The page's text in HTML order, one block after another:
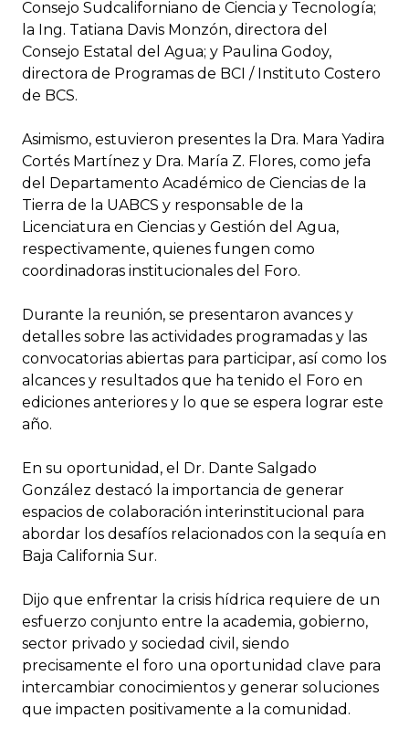
Consejo Sudcaliforniano de Ciencia y Tecnología;
la Ing. Tatiana Davis Monzón, directora del
Consejo Estatal del Agua; y Paulina Godoy,
directora de Programas de BCI / Instituto Costero
de BCS.
Asimismo, estuvieron presentes la Dra. Mara Yadira
Cortés Martínez y Dra. María Z. Flores, como jefa
del Departamento Académico de Ciencias de la
Tierra de la UABCS y responsable de la
Licenciatura en Ciencias y Gestión del Agua,
respectivamente, quienes fungen como
coordinadoras institucionales del Foro.
Durante la reunión, se presentaron avances y
detalles sobre las actividades programadas y las
convocatorias abiertas para participar, así como los
alcances y resultados que ha tenido el Foro en
ediciones anteriores y lo que se espera lograr este
año.
En su oportunidad, el Dr. Dante Salgado
González destacó la importancia de generar
espacios de colaboración interinstitucional para
abordar los desafíos relacionados con la sequía en
Baja California Sur.
Dijo que enfrentar la crisis hídrica requiere de un
esfuerzo conjunto entre la academia, gobierno,
sector privado y sociedad civil, siendo
precisamente el foro una oportunidad clave para
intercambiar conocimientos y generar soluciones
que impacten positivamente a la comunidad.